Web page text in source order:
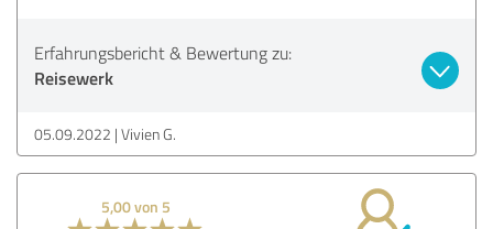
Erfahrungsbericht & Bewertung zu:
Reisewerk
05.09.2022 Vivien G.
5,00 von 5